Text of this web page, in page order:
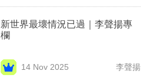
新世界最壞情況已過｜李聲揚專
欄
14 Nov 2025 李聲揚